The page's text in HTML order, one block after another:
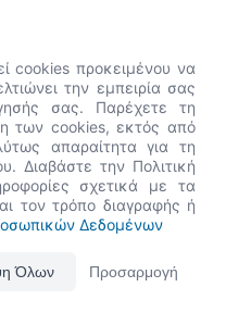
εκδόσεις, Google Chrome, Mozilla Firefox,
Είμαι η Νόησις.
μπορώ να σε βοηθήσω
cookies προκειμένου να
την εμπειρία σας
σας. Παρέχετε τη
των cookies, εκτός από
απαραίτητα για τη
Διαβάστε την Πολιτική
σχετικά με τα
τον τρόπο διαγραφής ή
Δεδομένων
Όλων Προσαρμογή